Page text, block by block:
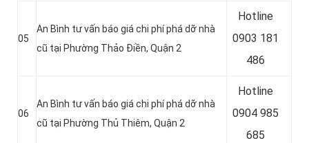
05
An Bình tư vấn báo giá chi phí phá dỡ nhà
cũ tại Phường Thảo Điền, Quận 2
Hotline
0903 181
486
06
An Bình tư vấn báo giá chi phí phá dỡ nhà
cũ tại Phường Thủ Thiêm, Quận 2
Hotline
0904 985
685